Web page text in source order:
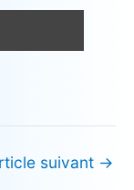
suivant →